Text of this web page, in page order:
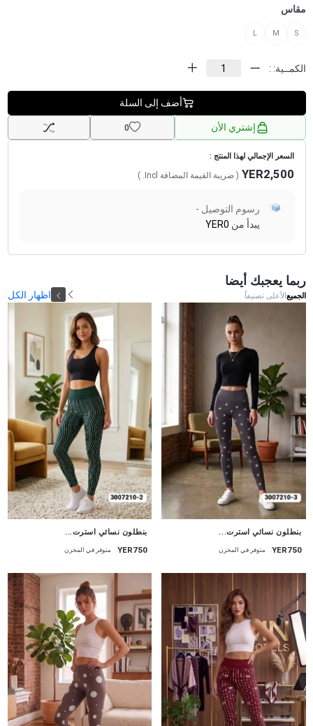
مقاس
S
M
L
الكمــية: :
أضف إلى السلة
إشتري الأن 0
السعر الإجمالي لهذا المنتج :
YER2,500 ( ضريبة القيمة المضافة Incl.
)
رسوم التوصيل -
يبدأ من YER0
ربما يعجبك أيضا
الجميعالأعلى تصنيفاً اظهار الكل
بنطلون نسائي استرت...
YER750 متوفر في المخزن
بنطلون نسائي استرت...
YER750 متوفر في المخزن